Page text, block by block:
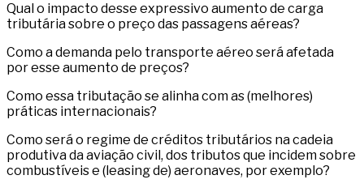
Qual o impacto desse expressivo aumento de carga
tributária sobre o preço das passagens aéreas?
Como a demanda pelo transporte aéreo será afetada
por esse aumento de preços?
Como essa tributação se alinha com as (melhores)
práticas internacionais?
Como será o regime de créditos tributários na cadeia
produtiva da aviação civil, dos tributos que incidem sobre
combustíveis e (leasing de) aeronaves, por exemplo?